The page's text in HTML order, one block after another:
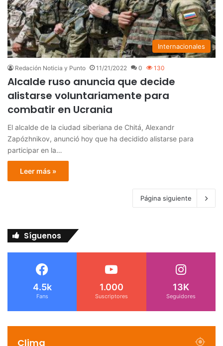
Internacionales
Redación Noticia y Punto 11/21/2022 0 130
Alcalde ruso anuncia que decide
alistarse voluntariamente para
combatir en Ucrania
El alcalde de la ciudad siberiana de Chitá, Alexandr
Zapózhnikov, anunció hoy que ha decidido alistarse para
participar en la…
Leer más »
Página siguiente
Síguenos
4.5k
Fans
1.000
Suscriptores
13K
Seguidores
Clima